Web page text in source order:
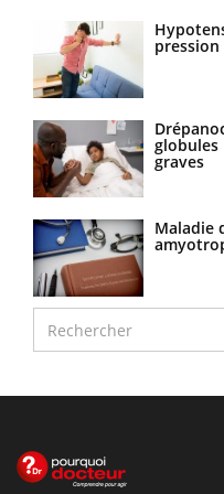
globules
graves
Maladie